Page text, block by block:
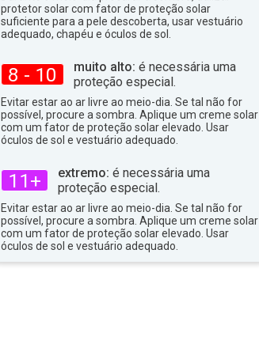
protetor solar com fator de proteção solar
suficiente para a pele descoberta, usar vestuário
adequado, chapéu e óculos de sol.
8 - 10 muito alto: é necessária uma
proteção especial.
Evitar estar ao ar livre ao meio-dia. Se tal não for
possível, procure a sombra. Aplique um creme solar
com um fator de proteção solar elevado. Usar
óculos de sol e vestuário adequado.
11+ extremo: é necessária uma
proteção especial.
Evitar estar ao ar livre ao meio-dia. Se tal não for
possível, procure a sombra. Aplique um creme solar
com um fator de proteção solar elevado. Usar
óculos de sol e vestuário adequado.